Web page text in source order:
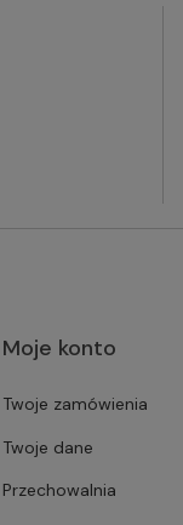
Moje konto
Twoje zamówienia
Twoje dane
Przechowalnia